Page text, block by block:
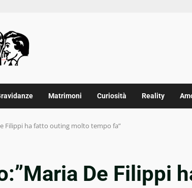
Matrimoni Curiosità Reality
Filippi ha fatto outing molto tempo fa”
De Filippi